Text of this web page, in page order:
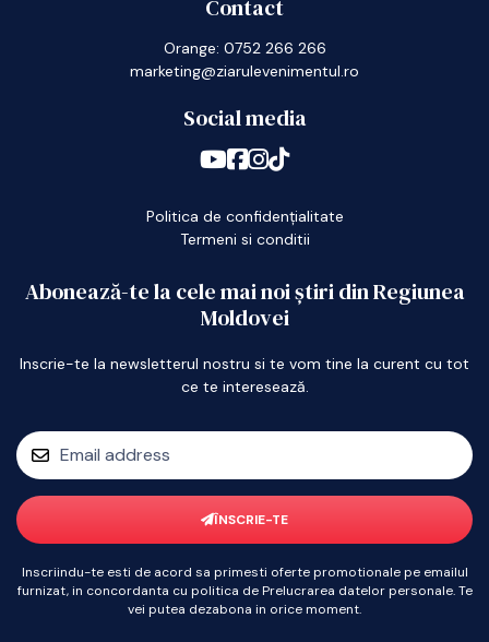
Contact
Orange: 0752 266 266
marketing@ziarulevenimentul.ro
Social media
Politica de confidențialitate
Termeni si conditii
Abonează-te la cele mai noi știri din Regiunea
Moldovei
Inscrie-te la newsletterul nostru si te vom tine la curent cu tot
ce te interesează.
ÎNSCRIE-TE
Inscriindu-te esti de acord sa primesti oferte promotionale pe emailul
furnizat, in concordanta cu politica de Prelucrarea datelor personale. Te
vei putea dezabona in orice moment.